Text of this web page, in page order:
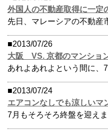
外国人の不動産取得に一定
先日、マレーシアの不動
■2013/07/26
大阪 VS. 京都のマンショ
あれよあれよという間に
■2013/07/24
エアコンなしでも涼しいマ
7月もそろそろ終盤を迎え